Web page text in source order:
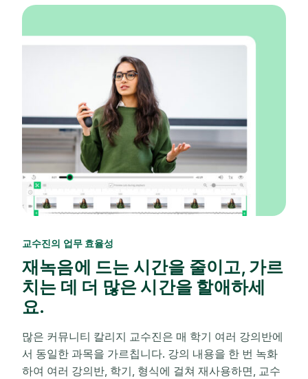
교수진의 업무 효율성
재녹음에 드는 시간을 줄이고, 가르
치는 데 더 많은 시간을 할애하세
요.
많은 커뮤니티 칼리지 교수진은 매 학기 여러 강의반에
서 동일한 과목을 가르칩니다. 강의 내용을 한 번 녹화
하여 여러 강의반, 학기, 형식에 걸쳐 재사용하면, 교수